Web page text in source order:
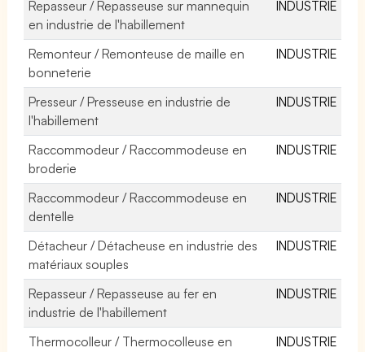
Repasseur / Repasseuse sur mannequin
en industrie de l'habillement
INDUSTRIE
Remonteur / Remonteuse de maille en
bonneterie
INDUSTRIE
Presseur / Presseuse en industrie de
l'habillement
INDUSTRIE
Raccommodeur / Raccommodeuse en
broderie
INDUSTRIE
Raccommodeur / Raccommodeuse en
dentelle
INDUSTRIE
Détacheur / Détacheuse en industrie des
matériaux souples
INDUSTRIE
Repasseur / Repasseuse au fer en
industrie de l'habillement
INDUSTRIE
Thermocolleur / Thermocolleuse en
INDUSTRIE